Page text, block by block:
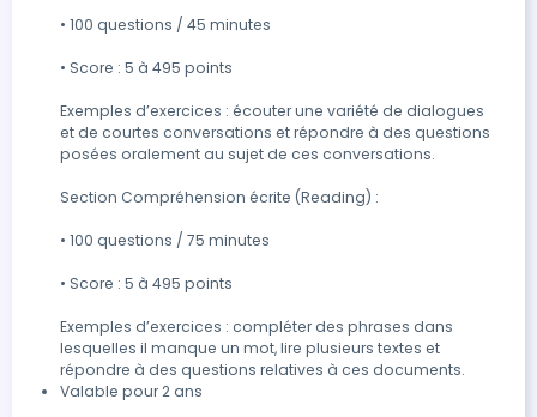
• 100 questions / 45 minutes
• Score : 5 à 495 points
Exemples d’exercices : écouter une variété de dialogues
et de courtes conversations et répondre à des questions
posées oralement au sujet de ces conversations.
Section Compréhension écrite (Reading) :
• 100 questions / 75 minutes
• Score : 5 à 495 points
Exemples d’exercices : compléter des phrases dans
lesquelles il manque un mot, lire plusieurs textes et
répondre à des questions relatives à ces documents.
Valable pour 2 ans